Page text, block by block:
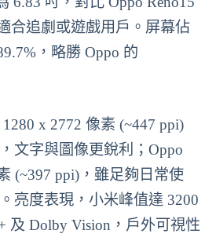
合追劇或遊戲用戶。屏幕佔
，略勝 Oppo 的
x 2772 像素 (~447 ppi)
文字與圖像更銳利；Oppo
(~397 ppi)，雖足夠日常使
亮度表現，小米峰值達 3200
及 Dolby Vision，戶外可視性